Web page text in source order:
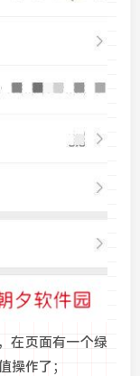
在页面有一个绿
操作了；